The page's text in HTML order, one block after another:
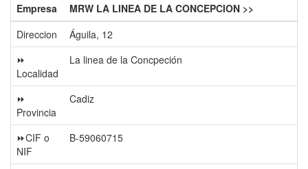
Empresa
MRW LA LINEA DE LA CONCEPCION >>
Direccion
Águila, 12
⏩
Localidad
La linea de la Concpeción
⏩
Provincia
Cadiz
⏩CIF o
NIF
B-59060715